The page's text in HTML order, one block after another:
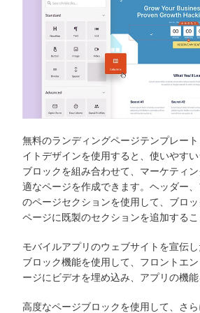
無料のランディングページテンプレー
イトデザインを使用すると、使いやす
ブロックを組み合わせて、マーケティ
適なページを作成できます。ヘッダー
のページセクションを使用して、ブロ
ページに既製のセクションを追加するこ
モバイルアプリのウェブサイトを宣伝
ブロック機能を使用して、フロントエ
ージにビデオを埋め込み、アプリの機能
高度なページブロックを使用して、さ